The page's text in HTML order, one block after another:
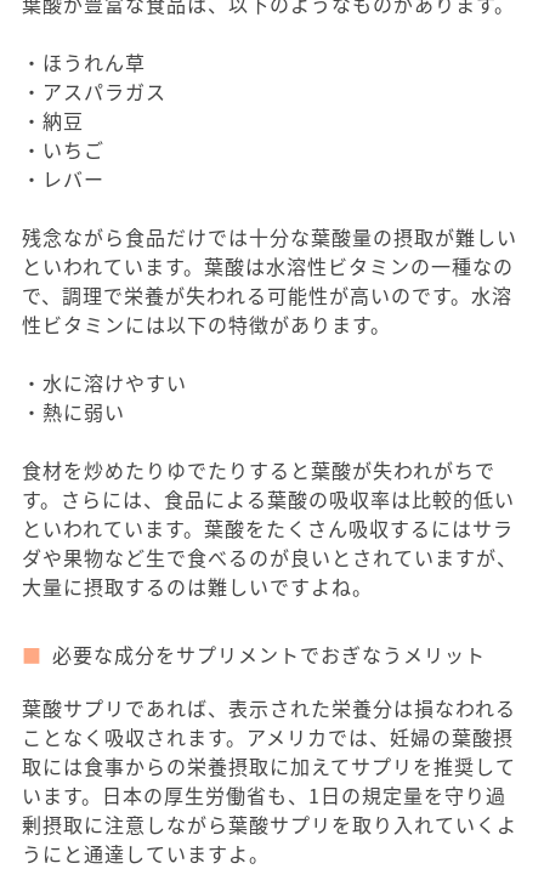
・ほうれん草
・アスパラガス
・納豆
・いちご
・レバー
残念ながら食品だけでは十分な葉酸量の摂取が難しい
といわれています。葉酸は水溶性ビタミンの一種なの
で、調理で栄養が失われる可能性が高いのです。水溶
性ビタミンには以下の特徴があります。
・水に溶けやすい
・熱に弱い
食材を炒めたりゆでたりすると葉酸が失われがちで
す。さらには、食品による葉酸の吸収率は比較的低い
といわれています。葉酸をたくさん吸収するにはサラ
ダや果物など生で食べるのが良いとされていますが、
大量に摂取するのは難しいですよね。
必要な成分をサプリメントでおぎなうメリット
葉酸サプリであれば、表示された栄養分は損なわれる
ことなく吸収されます。アメリカでは、妊婦の葉酸摂
取には食事からの栄養摂取に加えてサプリを推奨して
います。日本の厚生労働省も、1日の規定量を守り過
剰摂取に注意しながら葉酸サプリを取り入れていくよ
うにと通達していますよ。